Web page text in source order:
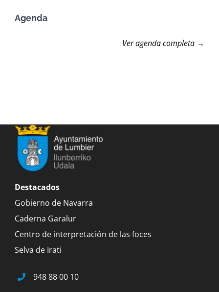
Agenda
Ver agenda completa →
Destacados
Gobierno de Navarra
Caderna Garalur
Centro de interpretación de las foces
Selva de Irati
948 88 00 10